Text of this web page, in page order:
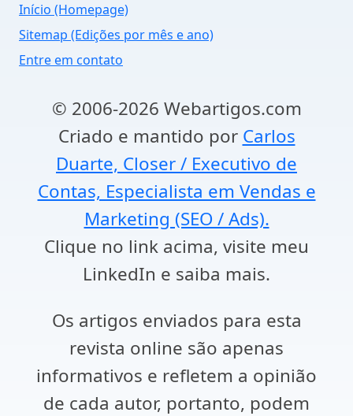
Início (Homepage)
Sitemap (Edições por mês e ano)
Entre em contato
© 2006-2026 Webartigos.com
Criado e mantido por Carlos
Duarte, Closer / Executivo de
Contas, Especialista em Vendas e
Marketing (SEO / Ads).
Clique no link acima, visite meu
LinkedIn e saiba mais.
Os artigos enviados para esta
revista online são apenas
informativos e refletem a opinião
de cada autor, portanto, podem